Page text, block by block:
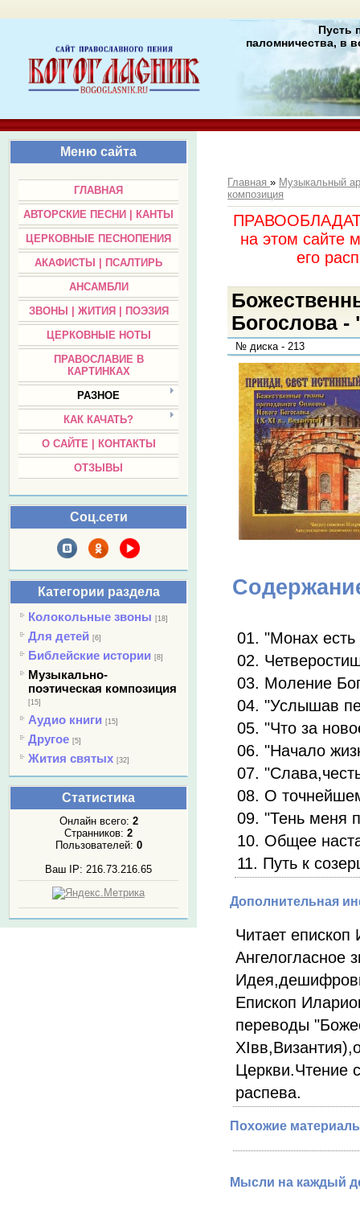
Пусть
паломничества, в
Меню сайта
ГЛАВНАЯ
АВТОРСКИЕ ПЕСНИ | КАНТЫ
ЦЕРКОВНЫЕ ПЕСНОПЕНИЯ
АКАФИСТЫ | ПСАЛТИРЬ
АНСАМБЛИ
ЗВОНЫ | ЖИТИЯ | ПОЭЗИЯ
ЦЕРКОВНЫЕ НОТЫ
ПРАВОСЛАВИЕ В
КАРТИНКАХ
РАЗНОЕ
КАК КАЧАТЬ?
О САЙТЕ | КОНТАКТЫ
ОТЗЫВЫ
Соц.сети
Категории раздела
Колокольные звоны [18]
Для детей [6]
Библейские истории [8]
Музыкально-
поэтическая композиция
[15]
Аудио книги [15]
Другое [5]
Жития святых [32]
Статистика
Онлайн всего: 2
Странников: 2
Пользователей: 0
Ваш IP: 216.73.216.65
Главная» Музыкальный
композиция
на этом сайте
его
Богослова
№ диска - 213
01. "Монах есть
02.
03. Моление
04. "Услышав
05. "Что за
06. "Начало
07.
08. О
09. "Тень меня
10. Общее
11. Путь к
Дополнительная
Читает
Ангелогласное
Епископ
переводы
Церкви.Чтение
распева.
Похожие
Мысли на каждый